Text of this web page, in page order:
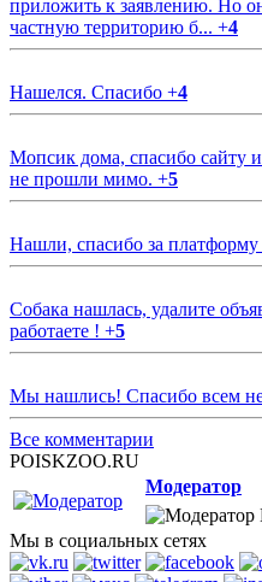
приложить к заявлению. Но
частную территорию б... +4
Нашелся. Спасибо +4
Мопсик дома, спасибо сайту
не прошли мимо. +5
Нашли, спасибо за платформу
Собака нашлась, удалите
работаете ! +5
Мы нашлись! Спасибо всем
Все комментарии
POISKZOO.RU
Модератор
Мы в социальных сетях